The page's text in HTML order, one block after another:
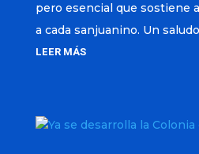
pero esencial que sostiene
a cada sanjuanino. Un
LEER MÁS